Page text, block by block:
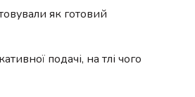
як готовий
подачі, на тлі чого